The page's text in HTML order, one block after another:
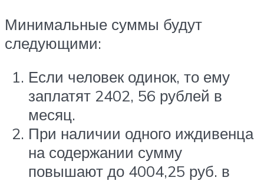
Минимальные суммы будут
следующими:
Если человек одинок, то ему
заплатят 2402, 56 рублей в
месяц.
При наличии одного иждивенца
на содержании сумму
повышают до 4004,25 руб. в